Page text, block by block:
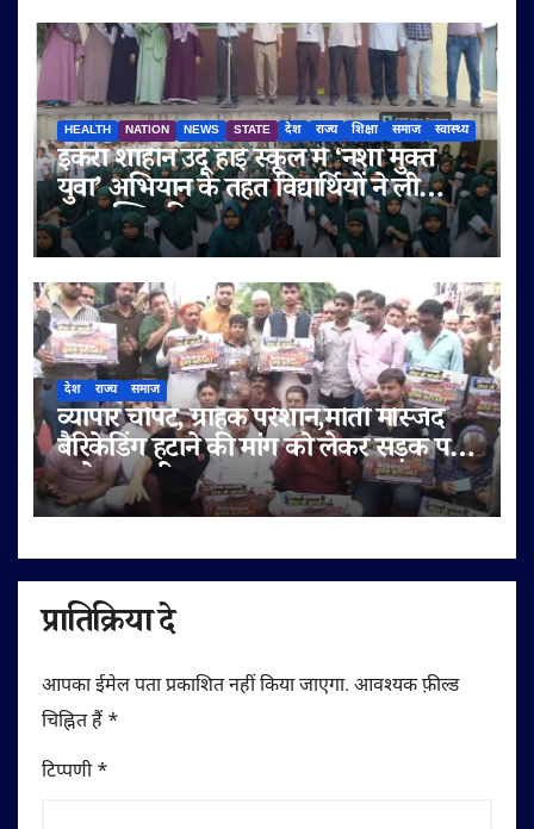
HEALTH NATION NEWS STATE देश राज्य शिक्षा समाज स्वास्थ्य
इकरा शाहीन उर्दू हाई स्कूल में ‘नशा मुक्त
युवा’ अभियान के तहत विद्यार्थियों ने ली
नशामुक्ति की शपथ
देश राज्य समाज
व्यापार चौपट, ग्राहक परेशान,मोती मस्जिद
बैरिकेडिंग हटाने की मांग को लेकर सड़क पर
उतरे व्यापारी
प्रातिक्रिया दे
आपका ईमेल पता प्रकाशित नहीं किया जाएगा. आवश्यक फ़ील्ड
चिह्नित हैं *
टिप्पणी*